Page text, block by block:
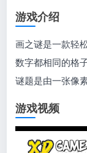
游戏介绍
画之谜是一款轻
数字都相同的格
谜题是由一张像
游戏视频